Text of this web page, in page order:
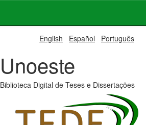
English Español Português
Unoeste
Biblioteca Digital de Teses e Dissertações